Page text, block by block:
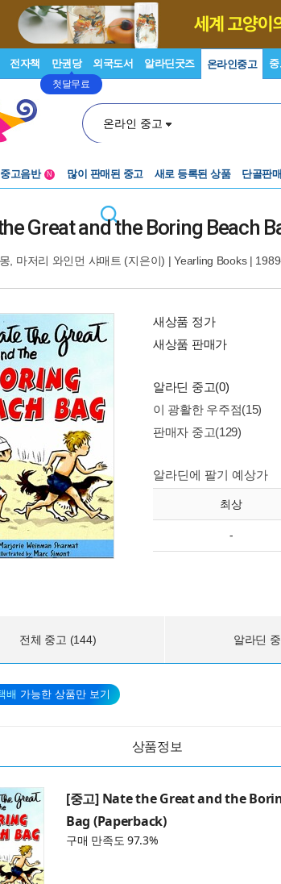
전자책 만권당
첫달무료
외국도서 알라딘굿즈 온라인중고
온라인 중고
중고음반
N 많이 판매된 중고 새로 등록된 상품 단골판
Great and the Boring Beach
마저리 와인먼 샤매트 (지은이) |Yearling Books|
새상품 정가
새상품 판매가
알라딘 중고(0)
이 광활한 우주점(15)
판매자 중고(129)
알라딘에 팔기 예상가
최상
-
전체 중고 (144) 알라딘
배 가능한 상품만 보기
상품정보
[중고] Nate the Great and the
Bag (Paperback)
구매 만족도 97.3%